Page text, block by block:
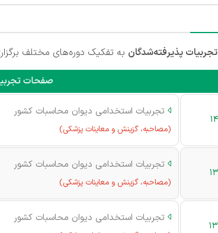
تجربیات پذیرفته‌شدگان به تفکیک دوره‌های مختلف
صفحات
 تجربیات استخدامی دیوان محاسبات کشور
(مصاحبه، گزینش و معاینات پزشکی)
 تجربیات استخدامی دیوان محاسبات کشور
(مصاحبه، گزینش و معاینات پزشکی)
 تجربیات استخدامی دیوان محاسبات کشور